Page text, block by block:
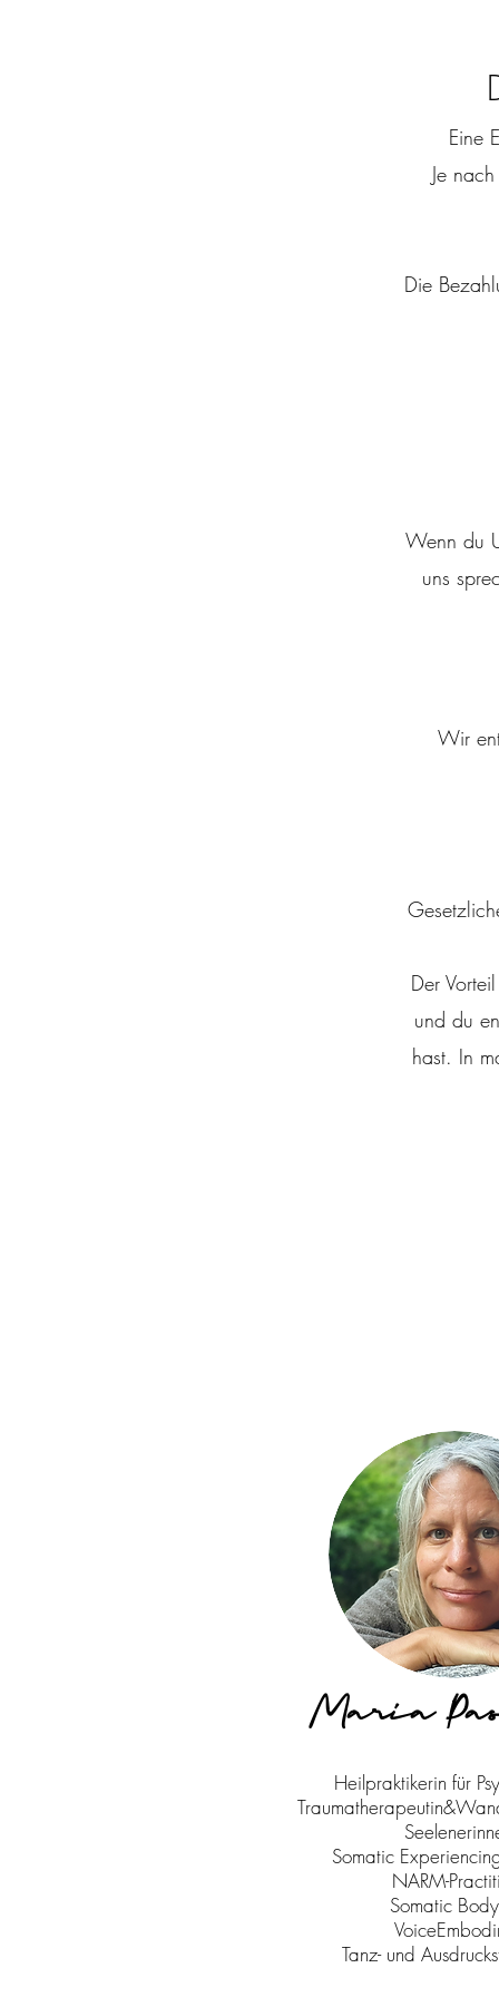
Eine
Je
Die
Wenn du
uns
Wir
Der
und du
hast. In
Maria
Heilpraktikerin für
Somatic
NARM-
Somatic
Tanz- und